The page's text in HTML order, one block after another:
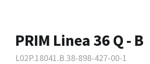
PRIM Linea 36 Q - B
L02P.18041.B.38-898-427-00-1